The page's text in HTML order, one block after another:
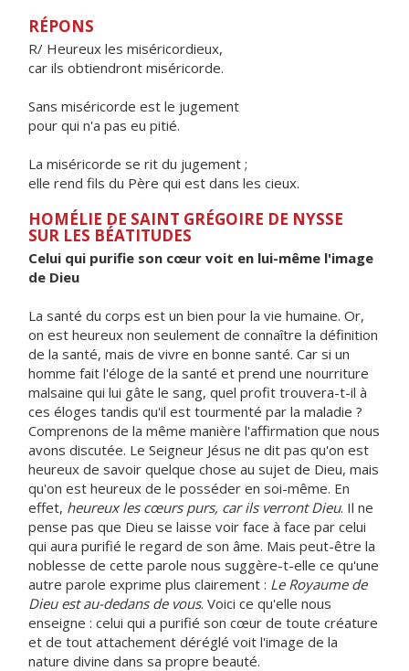
RÉPONS
R/ Heureux les miséricordieux,
car ils obtiendront miséricorde.
Sans miséricorde est le jugement
pour qui n'a pas eu pitié.
La miséricorde se rit du jugement ;
elle rend fils du Père qui est dans les cieux.
HOMÉLIE DE SAINT GRÉGOIRE DE NYSSE
SUR LES BÉATITUDES
Celui qui purifie son cœur voit en lui-même l'image
de Dieu
La santé du corps est un bien pour la vie humaine. Or,
on est heureux non seulement de connaître la définition
de la santé, mais de vivre en bonne santé. Car si un
homme fait l'éloge de la santé et prend une nourriture
malsaine qui lui gâte le sang, quel profit trouvera-t-il à
ces éloges tandis qu'il est tourmenté par la maladie ?
Comprenons de la même manière l'affirmation que nous
avons discutée. Le Seigneur Jésus ne dit pas qu'on est
heureux de savoir quelque chose au sujet de Dieu, mais
qu'on est heureux de le posséder en soi-même. En
effet, heureux les cœurs purs, car ils verront Dieu. Il ne
pense pas que Dieu se laisse voir face à face par celui
qui aura purifié le regard de son âme. Mais peut-être la
noblesse de cette parole nous suggère-t-elle ce qu'une
autre parole exprime plus clairement : Le Royaume de
Dieu est au-dedans de vous. Voici ce qu'elle nous
enseigne : celui qui a purifié son cœur de toute créature
et de tout attachement déréglé voit l'image de la
nature divine dans sa propre beauté.